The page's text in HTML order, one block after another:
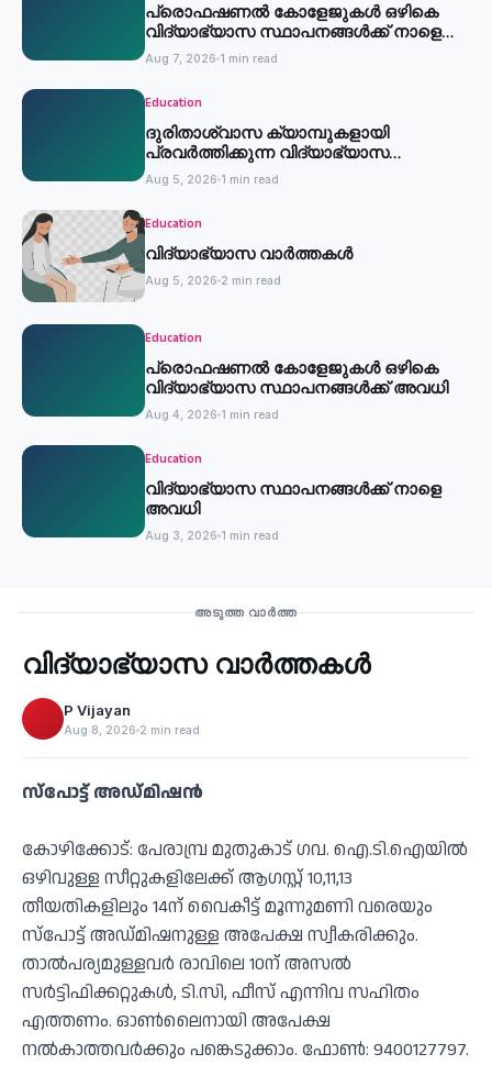
പ്രൊഫഷണൽ കോളേജുകൾ ഒഴികെ
വിദ്യാഭ്യാസ സ്ഥാപനങ്ങൾക്ക് നാളെ
അവധി
Aug 7, 2026 1 min read
Education
ദുരിതാശ്വാസ ക്യാമ്പുകളായി
പ്രവര്‍ത്തിക്കുന്ന വിദ്യാഭ്യാസ
സ്ഥാപനങ്ങള്‍ക്ക് അവധി
Aug 5, 2026 1 min read
Education
വിദ്യാഭ്യാസ വാർത്തകൾ
Aug 5, 2026 2 min read
Education
പ്രൊഫഷണൽ കോളേജുകൾ ഒഴികെ
വിദ്യാഭ്യാസ സ്ഥാപനങ്ങൾക്ക് അവധി
Aug 4, 2026 1 min read
Education
വിദ്യാഭ്യാസ സ്ഥാപനങ്ങൾക്ക് നാളെ
അവധി
Aug 3, 2026 1 min read
അടുത്ത വാർത്ത
‹
വിദ്യാഭ്യാസ വാർത്തകൾ
P Vijayan
Aug 8, 2026 2 min read
സ്‌പോട്ട് അഡ്മിഷൻ
കോഴിക്കോട്: പേരാമ്പ്ര മുതുകാട് ഗവ. ഐ.ടി.ഐയില്‍
ഒഴിവുള്ള സീറ്റുകളിലേക്ക് ആഗസ്റ്റ് 10,11,13
തീയതികളിലും 14ന് വൈകീട്ട് മൂന്നുമണി വരെയും
സ്‌പോട്ട് അഡ്മിഷനുള്ള അപേക്ഷ സ്വീകരിക്കും.
താല്‍പര്യമുള്ളവര്‍ രാവിലെ 10ന് അസല്‍
സര്‍ട്ടിഫിക്കറ്റുകള്‍, ടി.സി, ഫീസ് എന്നിവ സഹിതം
എത്തണം. ഓണ്‍ലൈനായി അപേക്ഷ
നല്‍കാത്തവര്‍ക്കും പങ്കെടുക്കാം. ഫോണ്‍: 9400127797.